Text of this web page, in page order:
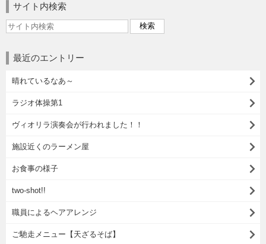
サイト内検索
最近のエントリー
晴れているなあ～
ラジオ体操第1
ヴィオリラ演奏会が行われました！！
施設近くのラーメン屋
お食事の様子
two-shot!!
職員によるヘアアレンジ
ご馳走メニュー【天ざるそば】